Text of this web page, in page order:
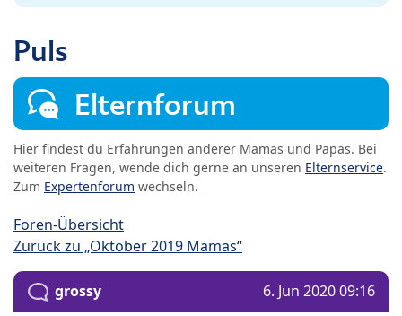
Puls
Elternforum
Hier findest du Erfahrungen anderer Mamas und Papas. Bei
weiteren Fragen, wende dich gerne an unseren Elternservice.
Zum Expertenforum wechseln.
Foren-Übersicht
Zurück zu „Oktober 2019 Mamas“
grossy 6. Jun 2020 09:16